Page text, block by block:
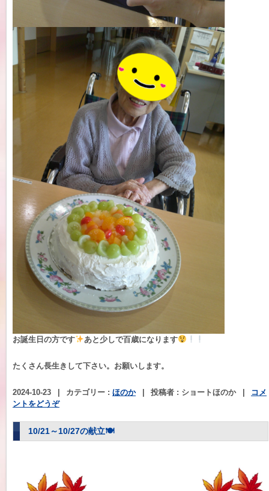
お誕生日の方です あと少しで百歳になります
たくさん長生きして下さい。お願いします。
2024-10-23 | カテゴリー : ほのか | 投稿者 : ショートほのか |
コメ
ントをどうぞ
10/21～10/27の献立🍽